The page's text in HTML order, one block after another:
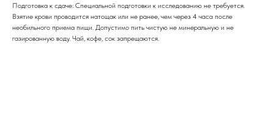
Подготовка к сдаче: Специальной подготовки к исследованию не требуется.
Взятие крови проводится натощак или не ранее, чем через 4 часа после
необильного приема пищи. Допустимо пить чистую не минеральную и не
газированную воду. Чай, кофе, сок запрещаются.